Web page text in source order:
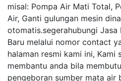
misal: Pompa Air Mati Total,
Air, Ganti gulungan mesin
otomatis.segerahubungi Jasa
Baru melalui nomor contact
halaman resmi kami ini, Kami
membantu anda bila
pengeboran sumber mata air